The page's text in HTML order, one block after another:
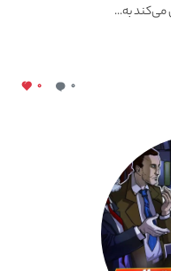
۰ ۰